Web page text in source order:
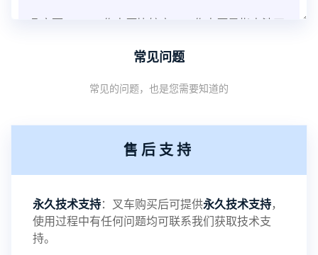
常工作所需的电压，提高工作电压，可以增加电池
的稳定性能，但会改变电池的化学介质导致电池发
具稳定性。2、比能量大。比能量是指电池单位质量
或单位体积所能输出的电能，磷酸铁锂电池的质量
常见问题
常见的问题，也是您需要知道的
售后支持
永久技术支持：叉车购买后可提供永久技术支持，
使用过程中有任何问题均可联系我们获取技术支
持。